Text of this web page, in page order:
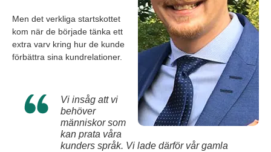
Men det verkliga startskottet
kom när de började tänka ett
extra varv kring hur de kunde
förbättra sina kundrelationer.
Vi insåg att vi
behöver
människor som
kan prata våra
kunders språk. Vi lade därför vår gamla